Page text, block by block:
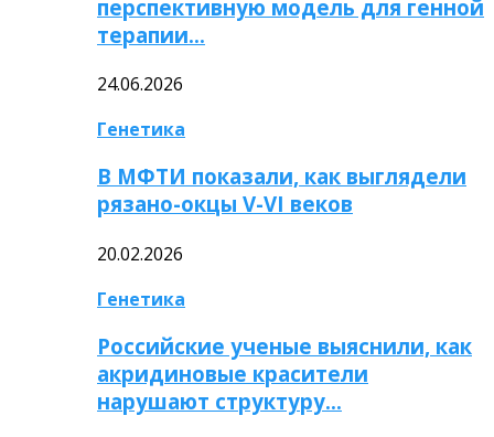
перспективную модель для генной
терапии…
24.06.2026
Генетика
В МФТИ показали, как выглядели
рязано-окцы V-VI веков
20.02.2026
Генетика
Российские ученые выяснили, как
акридиновые красители
нарушают структуру…